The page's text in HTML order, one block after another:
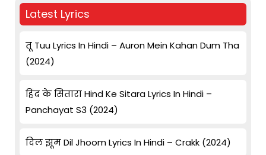
Latest Lyrics
तू Tuu Lyrics In Hindi – Auron Mein Kahan Dum Tha
(2024)
हिंद के सितारा Hind Ke Sitara Lyrics In Hindi –
Panchayat S3 (2024)
दिल झूम Dil Jhoom Lyrics In Hindi – Crakk (2024)